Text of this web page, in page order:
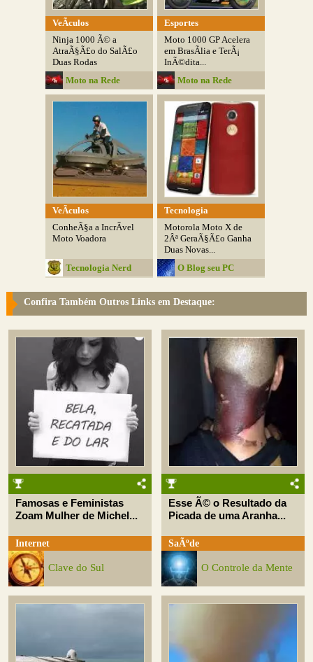
VeÃ­culos
Ninja 1000 Ã© a
AtraÃ§Ã£o do SalÃ£o
Duas Rodas
Moto na Rede
Esportes
Moto 1000 GP Acelera
em BrasÃ­lia e TerÃ¡
InÃ©dita...
Moto na Rede
VeÃ­culos
ConheÃ§a a IncrÃ­vel
Moto Voadora
Tecnologia Nerd
Tecnologia
Motorola Moto X de
2Âª GeraÃ§Ã£o Ganha
Duas Novas...
O Blog seu PC
Confira Também Outros Links em Destaque:
Famosas e Feministas
Zoam Mulher de Michel...
Internet
Clave do Sul
Esse Ã© o Resultado da
Picada de uma Aranha...
SaÃºde
O Controle da Mente